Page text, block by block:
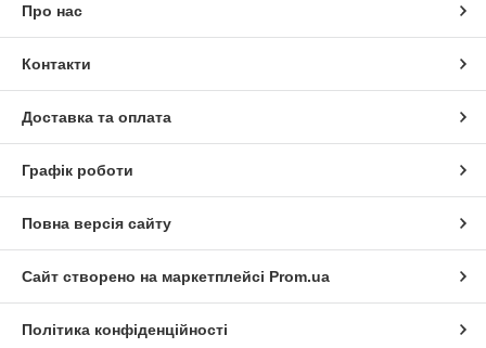
Про нас
Контакти
Доставка та оплата
Графік роботи
Повна версія сайту
Сайт створено на маркетплейсі Prom.ua
Політика конфіденційності